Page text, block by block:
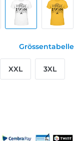
Grössentabelle
XXL 3XL